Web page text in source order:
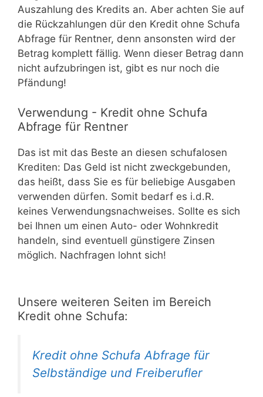
Auszahlung des Kredits an. Aber achten Sie auf
die Rückzahlungen dür den Kredit ohne Schufa
Abfrage für Rentner, denn ansonsten wird der
Betrag komplett fällig. Wenn dieser Betrag dann
nicht aufzubringen ist, gibt es nur noch die
Pfändung!
Verwendung - Kredit ohne Schufa
Abfrage für Rentner
Das ist mit das Beste an diesen schufalosen
Krediten: Das Geld ist nicht zweckgebunden,
das heißt, dass Sie es für beliebige Ausgaben
verwenden dürfen. Somit bedarf es i.d.R.
keines Verwendungsnachweises. Sollte es sich
bei Ihnen um einen Auto- oder Wohnkredit
handeln, sind eventuell günstigere Zinsen
möglich. Nachfragen lohnt sich!
Unsere weiteren Seiten im Bereich
Kredit ohne Schufa:
Kredit ohne Schufa Abfrage für
Selbständige und Freiberufler